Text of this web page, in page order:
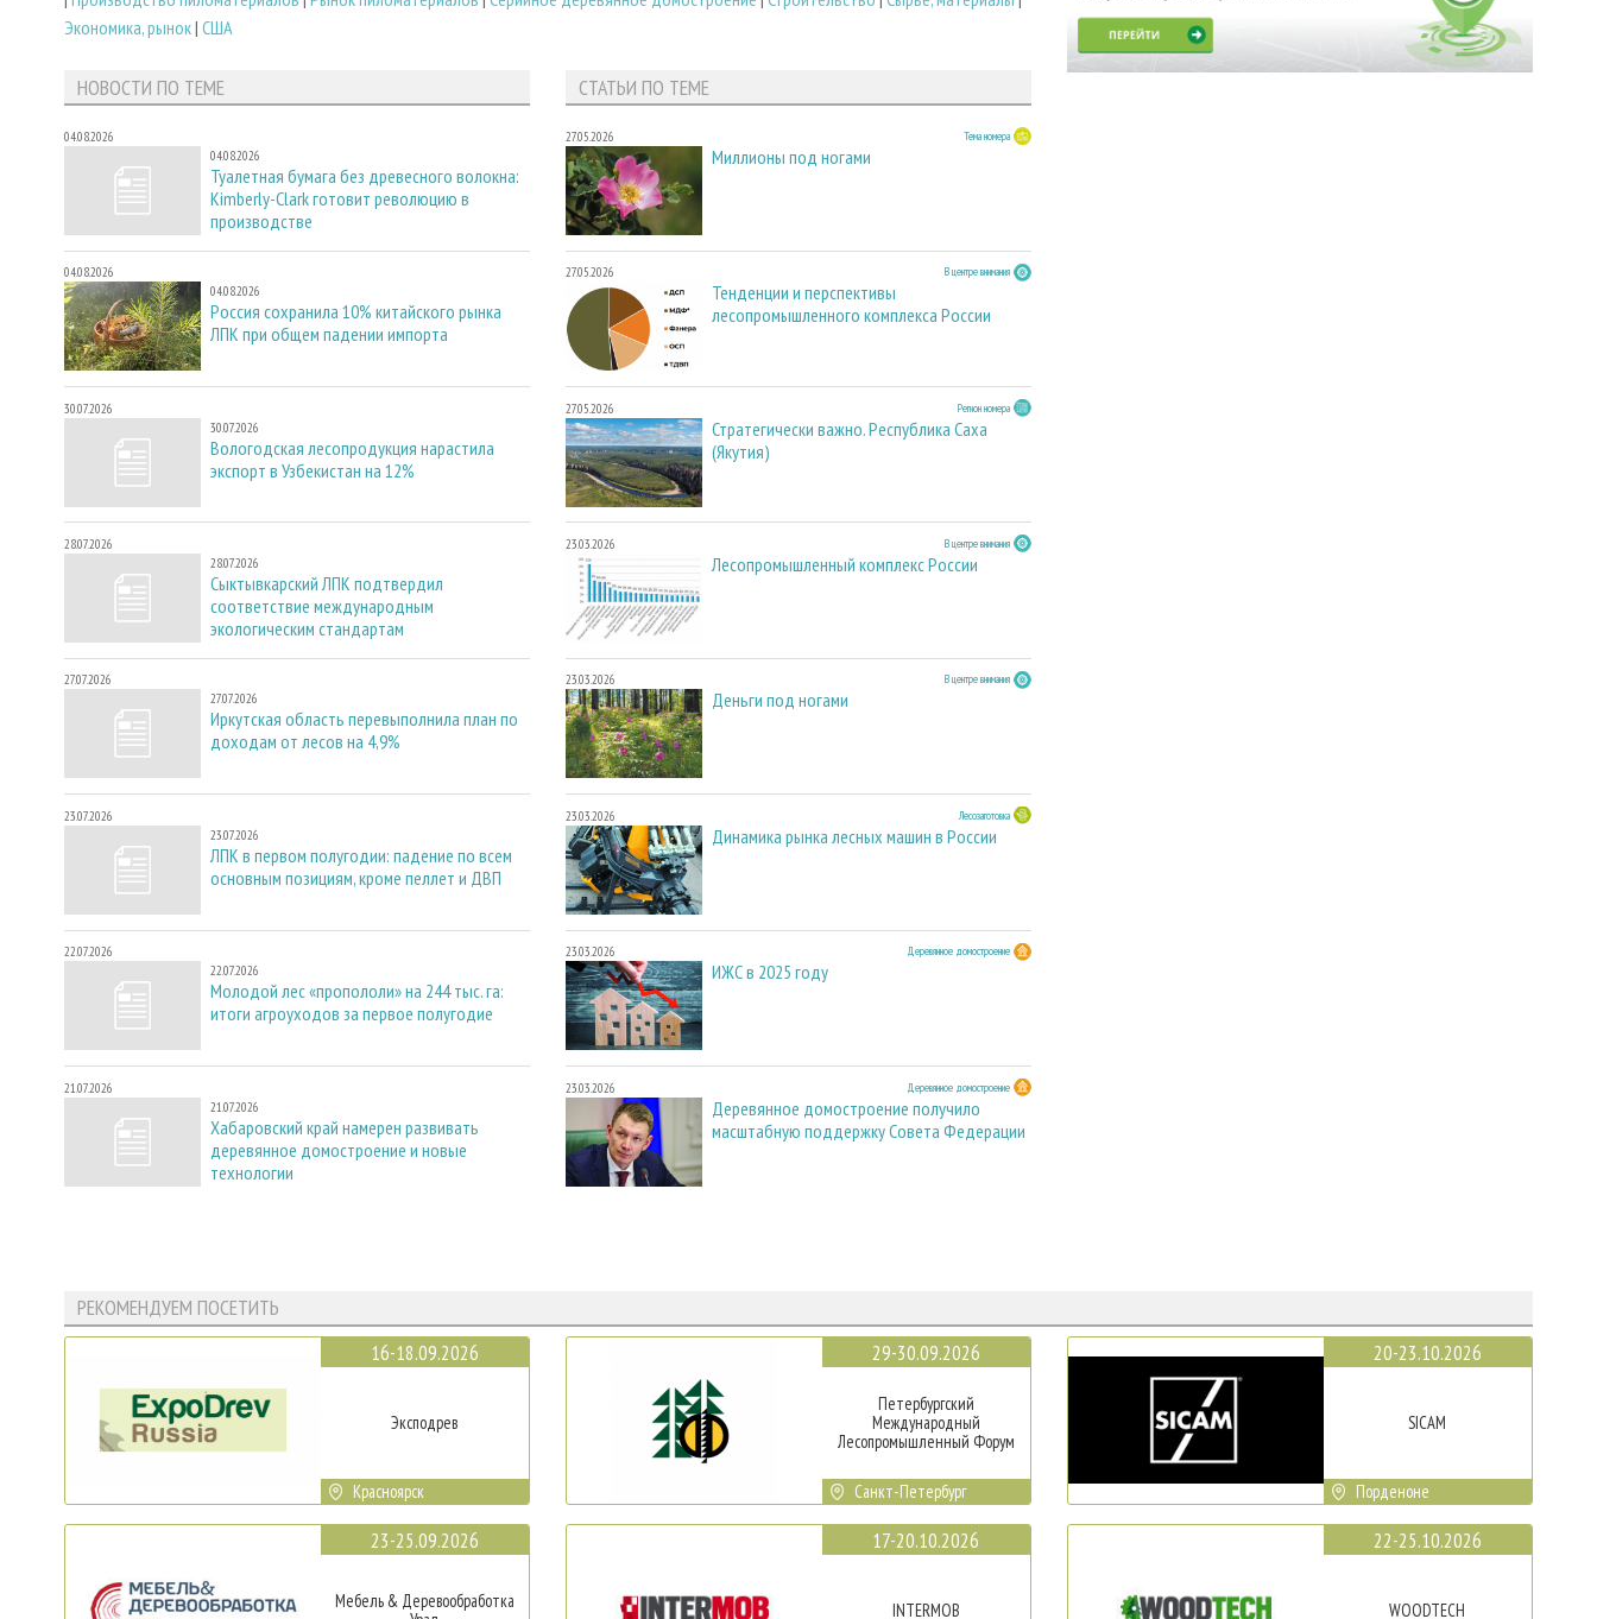
Экономика, рынок| США
НОВОСТИ ПО ТЕМЕ
04.08.2026
04.08.2026
Туалетная бумага без древесного волокна:
Kimberly-Clark готовит революцию в
производстве
04.08.2026
04.08.2026
Россия сохранила 10% китайского рынка
ЛПК при общем падении импорта
30.07.2026
30.07.2026
Вологодская лесопродукция нарастила
экспорт в Узбекистан на 12%
28.07.2026
28.07.2026
Сыктывкарский ЛПК подтвердил
соответствие международным
экологическим стандартам
27.07.2026
27.07.2026
Иркутская область перевыполнила план по
доходам от лесов на 4,9%
23.07.2026
23.07.2026
ЛПК в первом полугодии: падение по всем
основным позициям, кроме пеллет и ДВП
22.07.2026
22.07.2026
Молодой лес «пропололи» на 244 тыс. га:
итоги агроуходов за первое полугодие
21.07.2026
21.07.2026
Хабаровский край намерен развивать
деревянное домостроение и новые
технологии
СТАТЬИ ПО ТЕМЕ
27.05.2026 Тема номера
Миллионы под ногами
27.05.2026 В центре внимания
Тенденции и перспективы
лесопромышленного комплекса России
27.05.2026 Регион номера
Стратегически важно. Республика Саха
(Якутия)
23.03.2026 В центре внимания
Лесопромышленный комплекс России
23.03.2026 В центре внимания
Деньги под ногами
23.03.2026 Лесозаготовка
Динамика рынка лесных машин в России
23.03.2026 Деревянное домостроение
ИЖС в 2025 году
23.03.2026 Деревянное домостроение
Деревянное домостроение получило
масштабную поддержку Совета Федерации
РЕКОМЕНДУЕМ ПОСЕТИТЬ
16-18.09.2026
Эксподрев
Красноярск
23-25.09.2026
Мебель & Деревообработка
29-30.09.2026
Петербургский
Международный
Лесопромышленный Форум
Санкт-Петербург
17-20.10.2026
INTERMOB
20-23.10.2026
SICAM
Порденоне
22-25.10.2026
WOODTECH